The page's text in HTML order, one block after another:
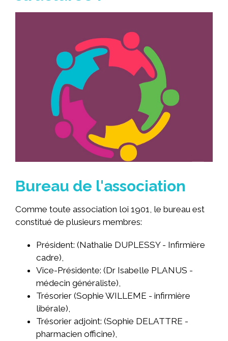
Bureau de l'association
Comme toute association loi 1901, le bureau est
constitué de plusieurs membres:
Président: (Nathalie DUPLESSY - Infirmière
cadre),
Vice-Présidente: (Dr Isabelle PLANUS -
médecin généraliste),
Trésorier (Sophie WILLEME - infirmière
libérale),
Trésorier adjoint: (Sophie DELATTRE -
pharmacien officine),